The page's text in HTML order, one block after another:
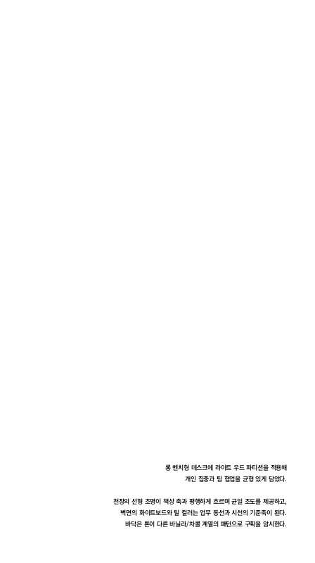
롱 벤치형 데스크에 라이트 우드 파티션을 적용해
개인 집중과 팀 협업을 균형 있게 담았다.
천장의 선형 조명이 책상 축과 평행하게 흐르며 균일 조도를 제공하고,
벽면의 화이트보드와 틸 컬러는 업무 동선과 시선의 기준축이 된다.
바닥은 톤이 다른 바닐라/차콜 계열의 패턴으로 구획을 암시한다.